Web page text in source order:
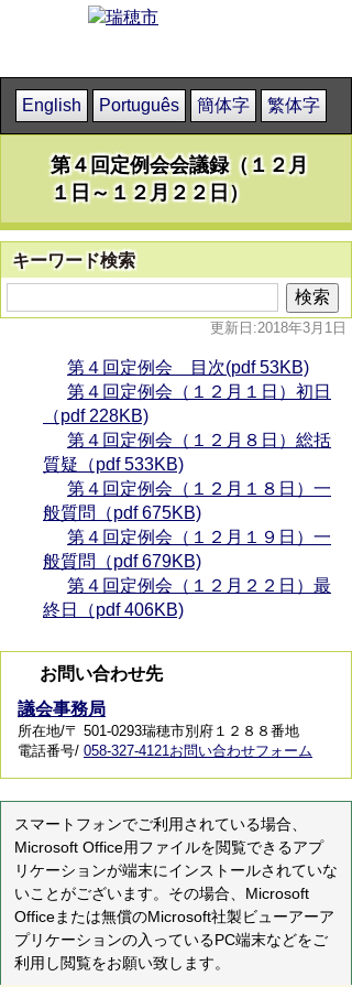
English Português 簡体字 繁体字
第４回定例会会議録（１２月
１日～１２月２２日）
キーワード検索
更新日:2018年3月1日
第４回定例会 目次(pdf 53KB)
第４回定例会（１２月１日）初日
（pdf 228KB)
第４回定例会（１２月８日）総括
質疑（pdf 533KB)
第４回定例会（１２月１８日）一
般質問（pdf 675KB)
第４回定例会（１２月１９日）一
般質問（pdf 679KB)
第４回定例会（１２月２２日）最
終日（pdf 406KB)
お問い合わせ先
議会事務局
所在地/〒 501-0293瑞穂市別府１２８８番地
電話番号/ 058-327-4121お問い合わせフォーム
スマートフォンでご利用されている場合、
Microsoft Office用ファイルを閲覧できるアプ
リケーションが端末にインストールされていな
いことがございます。その場合、Microsoft
Officeまたは無償のMicrosoft社製ビューアーア
プリケーションの入っているPC端末などをご
利用し閲覧をお願い致します。